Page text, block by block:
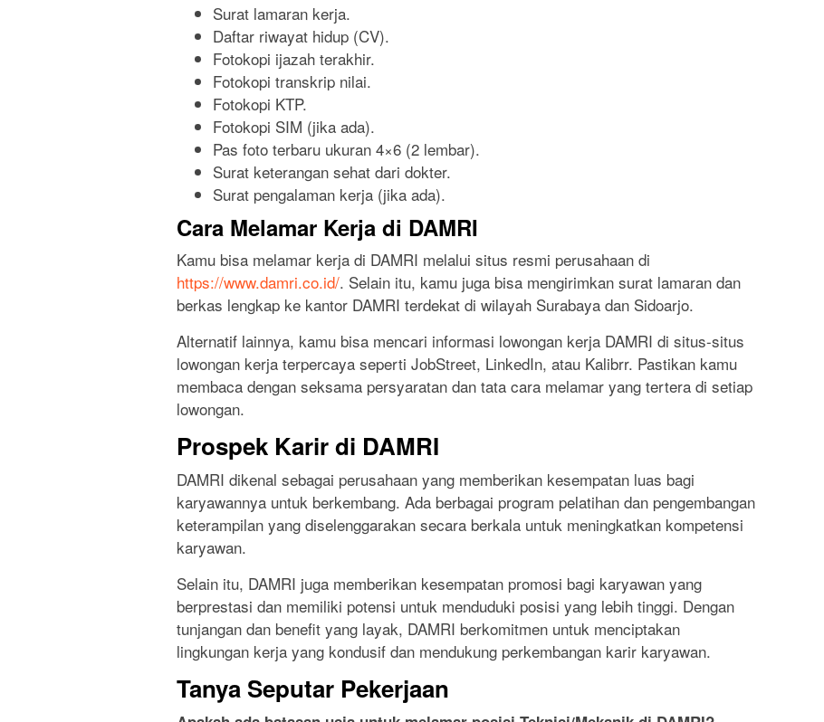
Surat lamaran kerja.
Daftar riwayat hidup (CV).
Fotokopi ijazah terakhir.
Fotokopi transkrip nilai.
Fotokopi KTP.
Fotokopi SIM (jika ada).
Pas foto terbaru ukuran 4×6 (2 lembar).
Surat keterangan sehat dari dokter.
Surat pengalaman kerja (jika ada).
Cara Melamar Kerja di DAMRI
Kamu bisa melamar kerja di DAMRI melalui situs resmi perusahaan di
https://www.damri.co.id/. Selain itu, kamu juga bisa mengirimkan surat lamaran dan
berkas lengkap ke kantor DAMRI terdekat di wilayah Surabaya dan Sidoarjo.
Alternatif lainnya, kamu bisa mencari informasi lowongan kerja DAMRI di situs-situs
lowongan kerja terpercaya seperti JobStreet, LinkedIn, atau Kalibrr. Pastikan kamu
membaca dengan seksama persyaratan dan tata cara melamar yang tertera di setiap
lowongan.
Prospek Karir di DAMRI
DAMRI dikenal sebagai perusahaan yang memberikan kesempatan luas bagi
karyawannya untuk berkembang. Ada berbagai program pelatihan dan pengembangan
keterampilan yang diselenggarakan secara berkala untuk meningkatkan kompetensi
karyawan.
Selain itu, DAMRI juga memberikan kesempatan promosi bagi karyawan yang
berprestasi dan memiliki potensi untuk menduduki posisi yang lebih tinggi. Dengan
tunjangan dan benefit yang layak, DAMRI berkomitmen untuk menciptakan
lingkungan kerja yang kondusif dan mendukung perkembangan karir karyawan.
Tanya Seputar Pekerjaan